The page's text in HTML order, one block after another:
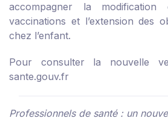
accompagner la
vaccinations et l’extension des
chez l’enfant.
Pour consulter la nouvelle
sante.gouv.fr
Professionnels de santé : un